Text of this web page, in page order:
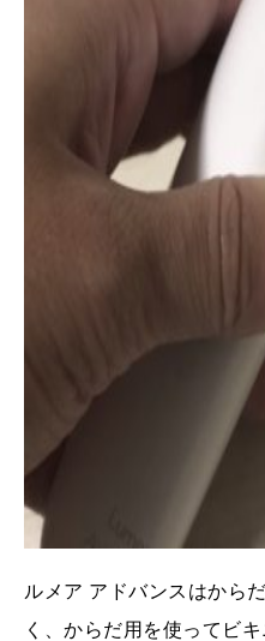
ルメア アドバンスはから
く、からだ用を使ってビ